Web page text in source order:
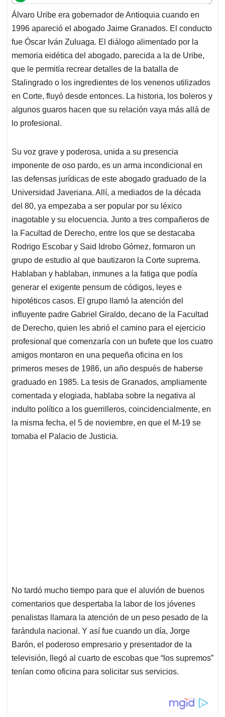
t
s
A
p
p
e
b
o
o
k
k
e
d
I
n
i
l
e
a
d
s
Álvaro Uribe era gobernador de Antioquia cuando en
1996 apareció el abogado Jaime Granados. El conducto
fue Óscar Iván Zuluaga. El diálogo alimentado por la
memoria eidética del abogado, parecida a la de Uribe,
que le permitía recrear detalles de la batalla de
Stalingrado o los ingredientes de los venenos utilizados
en Corte, fluyó desde entonces. La historia, los boleros y
algunos guaros hacen que su relación vaya más allá de
lo profesional.
Su voz grave y poderosa, unida a su presencia
imponente de oso pardo, es un arma incondicional en
las defensas jurídicas de este abogado graduado de la
Universidad Javeriana. Allí, a mediados de la década
del 80, ya empezaba a ser popular por su léxico
inagotable y su elocuencia. Junto a tres compañeros de
la Facultad de Derecho, entre los que se destacaba
Rodrigo Escobar y Said Idrobo Gómez, formaron un
grupo de estudio al que bautizaron la Corte suprema.
Hablaban y hablaban, inmunes a la fatiga que podía
generar el exigente pensum de códigos, leyes e
hipotéticos casos. El grupo llamó la atención del
influyente padre Gabriel Giraldo, decano de la Facultad
de Derecho, quien les abrió el camino para el ejercicio
profesional que comenzaría con un bufete que los cuatro
amigos montaron en una pequeña oficina en los
primeros meses de 1986, un año después de haberse
graduado en 1985. La tesis de Granados, ampliamente
comentada y elogiada, hablaba sobre la negativa al
indulto político a los guerrilleros, coincidencialmente, en
la misma fecha, el 5 de noviembre, en que el M-19 se
tomaba el Palacio de Justicia.
No tardó mucho tiempo para que el aluvión de buenos
comentarios que despertaba la labor de los jóvenes
penalistas llamara la atención de un peso pesado de la
farándula nacional. Y así fue cuando un día, Jorge
Barón, el poderoso empresario y presentador de la
televisión, llegó al cuarto de escobas que “los supremos”
tenían como oficina para solicitar sus servicios.